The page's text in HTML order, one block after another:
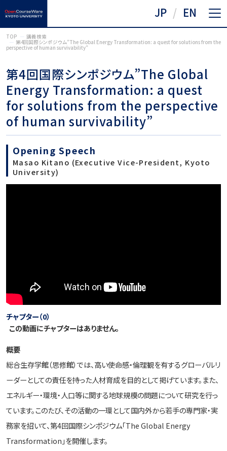
JP EN
TOP 講義検索
第4回国際シンポジウム”The Global Energy Transformation: a quest for solutions from the
perspective of human survivability”
第4回国際シンポジウム”The Global
Energy Transformation: a quest
for solutions from the perspective
of human survivability”
Opening Speech
Masao Kitano (Executive Vice-President, Kyoto
University)
チャプター（0）
この動画にチャプターはありません。
概要
総合生存学館（思修館）では、高い使命感・倫理観を有するグローバルリ
ーダーとしての責任を持った人材育成を目的として掲げています。また、
エネルギー・環境・人口等に関する地球規模の問題について研究を行っ
ています。このたび、その活動の一環として国内外から若手の専門家・実
務家を招いて、第4回国際シンポジウム「The Global Energy
Transformation」を開催します。